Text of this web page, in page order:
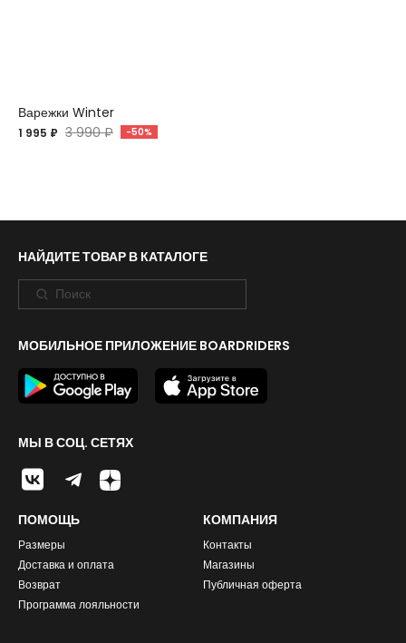
Варежки Winter
1 995 ₽ 3 990 ₽ -50%
НАЙДИТЕ ТОВАР В КАТАЛОГЕ
МОБИЛЬНОЕ ПРИЛОЖЕНИЕ BOARDRIDERS
МЫ В СОЦ. СЕТЯХ
ПОМОЩЬ
Размеры
Доставка и оплата
Возврат
Программа лояльности
КОМПАНИЯ
Контакты
Магазины
Публичная оферта